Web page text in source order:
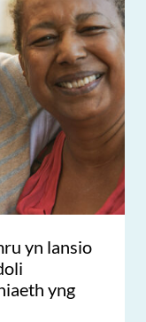
yn lansio
yng